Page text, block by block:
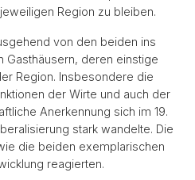
Region zu bleiben.
von den beiden ins
Gasthäusern, deren einstige
Region. Insbesondere die
der Wirte und auch der
Anerkennung sich im 19.
stark wandelte. Die
die beiden exemplarischen
reagierten.